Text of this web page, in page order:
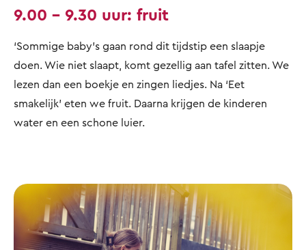
9.00 – 9.30 uur: fruit
‘Sommige baby’s gaan rond dit tijdstip een slaapje
doen. Wie niet slaapt, komt gezellig aan tafel zitten. We
lezen dan een boekje en zingen liedjes. Na ‘Eet
smakelijk' eten we fruit. Daarna krijgen de kinderen
water en een schone luier.